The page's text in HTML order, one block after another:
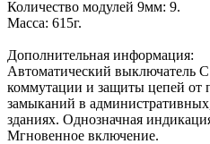
Количество модулей 9мм: 9.
Масса: 615г.
Дополнительная информация:
Автоматический выключатель
коммутации и защиты цепей от
замыканий в
зданиях. Однозначная
Мгновенное включение.